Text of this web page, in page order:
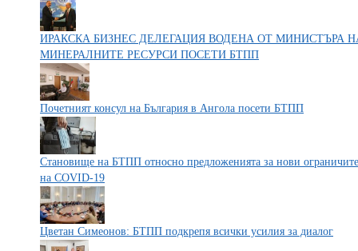
ИРАКСКА БИЗНЕС ДЕЛЕГАЦИЯ ВОДЕНА ОТ МИНИСТЪРА
МИНЕРАЛНИТЕ РЕСУРСИ ПОСЕТИ БТПП
Почетният консул на България в Ангола посети БТПП
Становище на БТПП относно предложенията за нови
на COVID-19
Цветан Симеонов: БТПП подкрепя всички усилия за диалог